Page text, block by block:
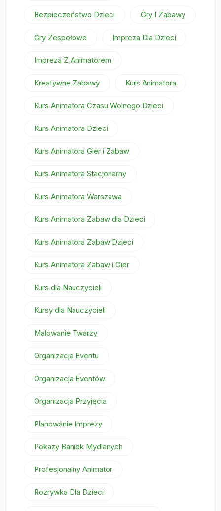
Bezpieczeństwo Dzieci Gry I Zabawy
Gry Zespołowe Impreza Dla Dzieci
Impreza Z Animatorem
Kreatywne Zabawy Kurs Animatora
Kurs Animatora Czasu Wolnego Dzieci
Kurs Animatora Dzieci
Kurs Animatora Gier i Zabaw
Kurs Animatora Stacjonarny
Kurs Animatora Warszawa
Kurs Animatora Zabaw dla Dzieci
Kurs Animatora Zabaw Dzieci
Kurs Animatora Zabaw i Gier
Kurs dla Nauczycieli
Kursy dla Nauczycieli
Malowanie Twarzy
Organizacja Eventu
Organizacja Eventów
Organizacja Przyjęcia
Planowanie Imprezy
Pokazy Baniek Mydlanych
Profesjonalny Animator
Rozrywka Dla Dzieci